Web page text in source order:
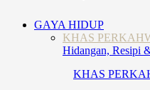
GAYA HIDUP
KHAS
Hidangan, Resipi
KHAS